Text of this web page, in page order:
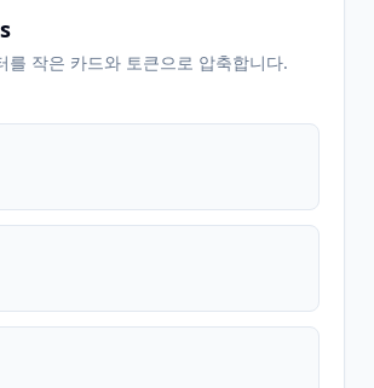
를 작은 카드와 토큰으로 압축합니다.